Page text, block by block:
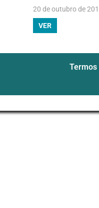
postagens,Crochê,Jogo de
20 de outubro de
VER